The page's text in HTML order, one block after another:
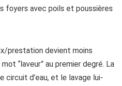
foyers avec poils et poussières
prestation devient moins
“laveur” au premier degré. La
circuit d’eau, et le lavage lui-